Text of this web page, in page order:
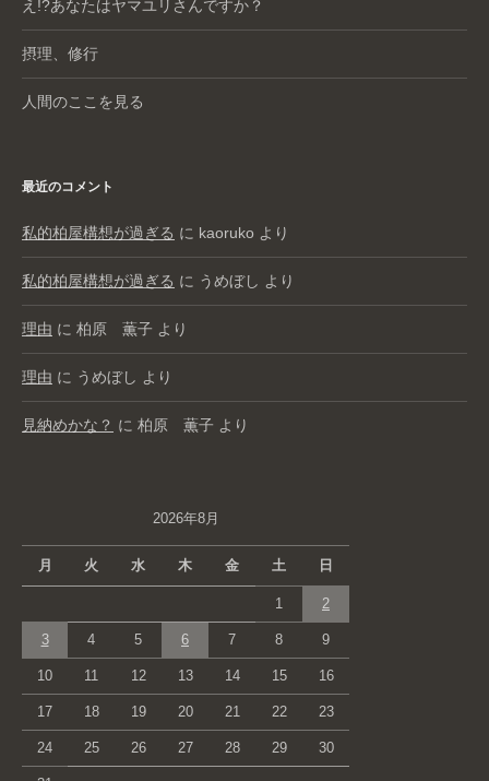
え!?あなたはヤマユリさんですか？
摂理、修行
人間のここを見る
最近のコメント
私的柏屋構想が過ぎる に kaoruko より
私的柏屋構想が過ぎる に うめぼし より
理由 に 柏原 薫子 より
理由 に うめぼし より
見納めかな？ に 柏原 薫子 より
2026年8月
月 火 水 木 金 土 日
1 2
3 4 5 6 7 8 9
10 11 12 13 14 15 16
17 18 19 20 21 22 23
24 25 26 27 28 29 30